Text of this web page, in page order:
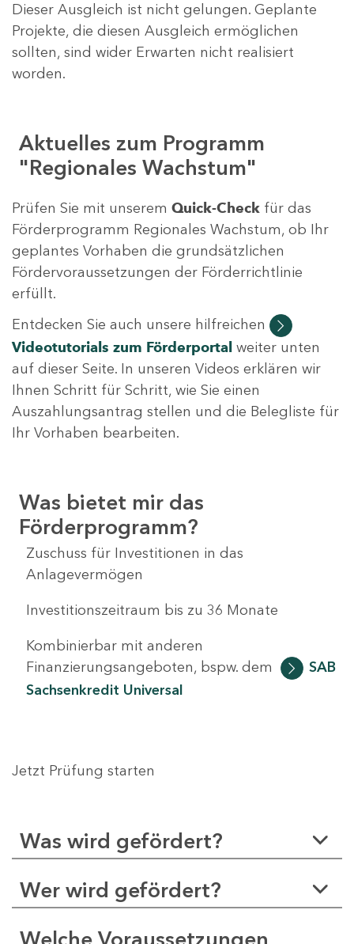
Dieser Ausgleich ist nicht gelungen. Geplante
Projekte, die diesen Ausgleich ermöglichen
sollten, sind wider Erwarten nicht realisiert
worden.
Aktuelles zum Programm
"Regionales Wachstum"
Prüfen Sie mit unserem Quick-Check für das
Förderprogramm Regionales Wachstum, ob Ihr
geplantes Vorhaben die grundsätzlichen
Fördervoraussetzungen der Förderrichtlinie
erfüllt.
Entdecken Sie auch unsere hilfreichen
Videotutorials zum Förderportal weiter unten
auf dieser Seite. In unseren Videos erklären wir
Ihnen Schritt für Schritt, wie Sie einen
Auszahlungsantrag stellen und die Belegliste für
Ihr Vorhaben bearbeiten.
Was bietet mir das
Förderprogramm?
Zuschuss für Investitionen in das
Anlagevermögen
Investitionszeitraum bis zu 36 Monate
Kombinierbar mit anderen
Finanzierungsangeboten, bspw. dem
SAB
Sachsenkredit Universal
Jetzt Prüfung starten
Was wird gefördert?
Wer wird gefördert?
Welche Voraussetzungen